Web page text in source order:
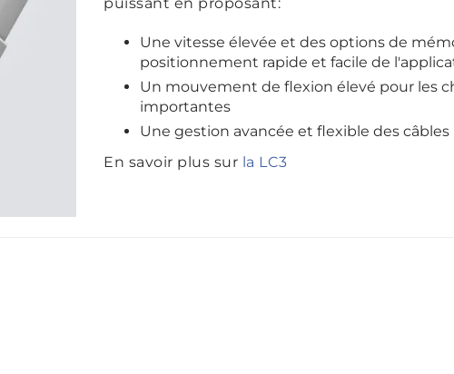
Une vitesse élevée et des options de
positionnement rapide et facile de
Un mouvement de flexion élevé pour les
importantes
Une gestion avancée et flexible des câbles
En savoir plus sur la LC3